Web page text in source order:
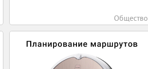
Общество